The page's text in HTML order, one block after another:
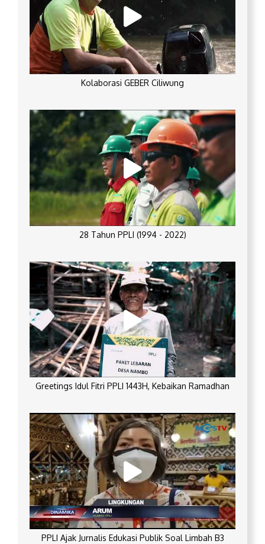
Kolaborasi GEBER Ciliwung
28 Tahun PPLI (1994 - 2022)
Greetings Idul Fitri PPLI 1443H, Kebaikan Ramadhan
PPLI Ajak Jurnalis Edukasi Publik Soal Limbah B3